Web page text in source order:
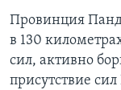
Провинция
в 130
сил, активно
присутствие